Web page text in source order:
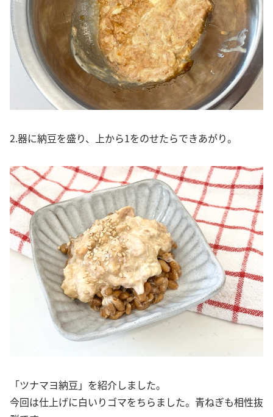
2.器に納豆を盛り、上から1をのせたらできあがり。
「ツナマヨ納豆」を紹介しました。
今回は仕上げに白いりゴマをちらました。青ねぎも相性抜